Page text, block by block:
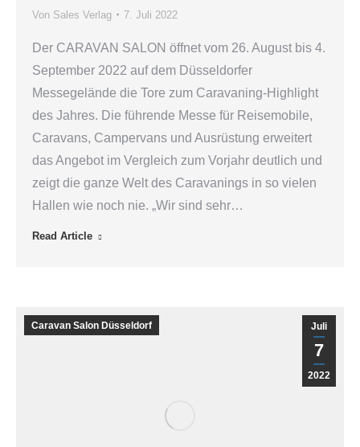
Von Sales Verlag 7. Juli 2022
Der CARAVAN SALON öffnet vom 26. August bis 4.
September 2022 auf dem Düsseldorfer
Messegelände die Tore zum Caravaning-Highlight
des Jahres. Die führende Messe für Reisemobile,
Caravans, Campervans und Ausrüstung erweitert
das Angebot im Vergleich zum Vorjahr deutlich und
zeigt die ganze Welt des Caravanings in so vielen
Hallen wie noch nie. „Wir sind sehr…
Read Article
Juli
7
2022
Caravan Salon Düsseldorf